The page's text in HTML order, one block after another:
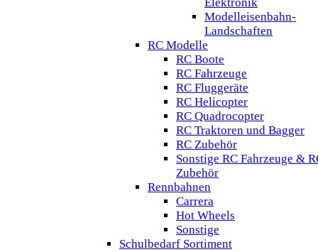
Modelleisenbahn-
Landschaften
RC Modelle
RC Boote
RC Fahrzeuge
RC Fluggeräte
RC Helicopter
RC Quadrocopter
RC Traktoren und Bagger
RC Zubehör
Sonstige RC Fahrzeuge &
Zubehör
Rennbahnen
Carrera
Hot Wheels
Sonstige
Schulbedarf Sortiment